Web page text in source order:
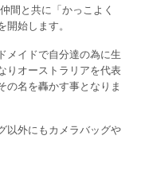
間と共に「かっこよく
始します。
メイドで自分達の為に生
りオーストラリアを代表
の名を轟かす事となりま
以外にもカメラバッグや